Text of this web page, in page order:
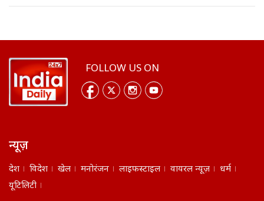
FOLLOW US ON
न्यूज़
देश विदेश खेल मनोरंजन लाइफस्टाइल वायरल न्यूज़
धर्म
यूटिलिटी